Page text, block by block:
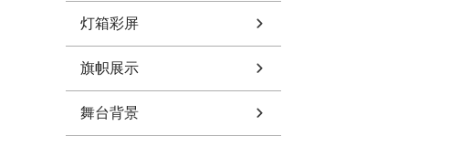
灯箱彩屏
旗帜展示
舞台背景